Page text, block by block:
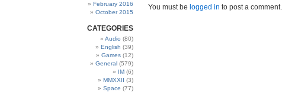
February 2016
October 2015
CATEGORIES
Audio (80)
English (39)
Games (12)
General (579)
IM (6)
MMXXII (3)
Space (77)
You must be logged in to post a comment.